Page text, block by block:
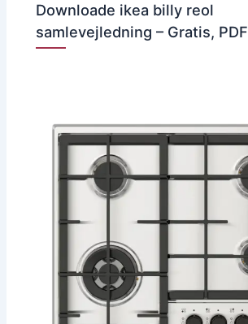
Downloade ikea billy reol
samlevejledning – Gratis, PDF